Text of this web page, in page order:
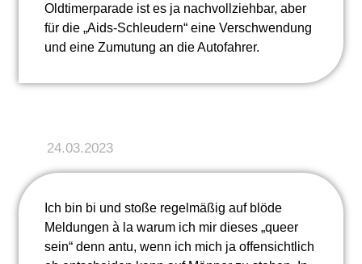
Oldtimerparade ist es ja nachvollziehbar, aber
für die „Aids-Schleudern“ eine Verschwendung
und eine Zumutung an die Autofahrer.
24.03.2023
Ich bin bi und stoße regelmäßig auf blöde
Meldungen à la warum ich mir dieses „queer
sein“ denn antu, wenn ich mich ja offensichtlich